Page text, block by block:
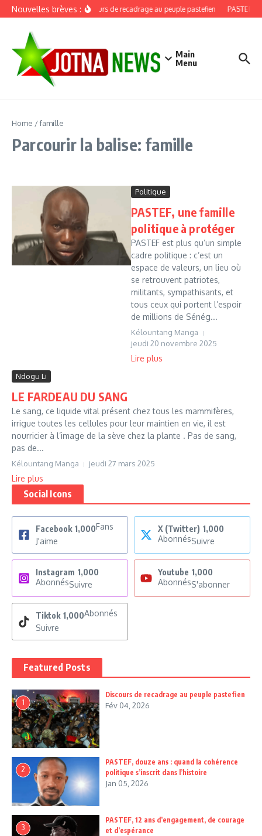
Aller au contenu
Nouvelles brèves :Discours de recadrage au peuple pastefien PASTEF,
Main
Menu
Home /famille
Parcourir la balise: famille
Politique
PASTEF, une famille
politique à protéger
PASTEF est plus qu’un simple
cadre politique : c’est un
espace de valeurs, un lieu où
se retrouvent patriotes,
militants, sympathisants, et
tous ceux qui portent l’espoir
de millions de Sénég...
Kélountang Manga
jeudi 20 novembre 2025
Lire plus
Ndogu Li
LE FARDEAU DU SANG
Le sang, ce liquide vital présent chez tous les mammifères,
irrigue toutes les cellules pour leur maintien en vie, il est
nourricier à l’image de la sève chez la plante . Pas de sang,
pas de...
Kélountang Manga jeudi 27 mars 2025
Lire plus
Social Icons
Facebook 1,000Fans
J'aime
X (Twitter) 1,000
AbonnésSuivre
Instagram 1,000
AbonnésSuivre
Youtube 1,000
AbonnésS'abonner
Tiktok 1,000Abonnés
Suivre
Featured Posts
1
Discours de recadrage au peuple pastefien
Fév 04, 2026
2
PASTEF, douze ans : quand la cohérence
politique s’inscrit dans l’histoire
Jan 05, 2026
3
PASTEF, 12 ans d’engagement, de courage
et d’espérance